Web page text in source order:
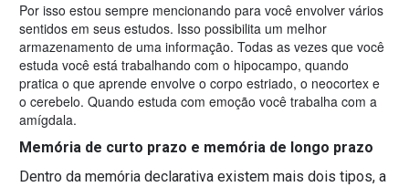
Por isso estou sempre mencionando para você envolver vários
sentidos em seus estudos. Isso possibilita um melhor
armazenamento de uma informação. Todas as vezes que você
estuda você está trabalhando com o hipocampo, quando
pratica o que aprende envolve o corpo estriado, o neocortex e
o cerebelo. Quando estuda com emoção você trabalha com a
amígdala.
Memória de curto prazo e memória de longo prazo
Dentro da memória declarativa existem mais dois tipos, a